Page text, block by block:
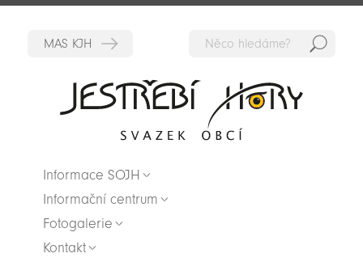
Informace SOJH
Informační centrum
Fotogalerie
Kontakt